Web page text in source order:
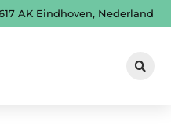
AK Eindhoven, Nederland